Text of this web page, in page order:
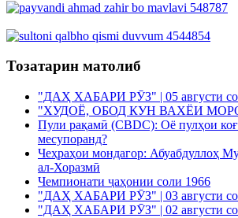
Тозатарин матолиб
"ДАҲ ХАБАРИ РӮЗ" | 05 августи
"ХУДОЁ, ОБОД КУН ВАХЁИ
Пули рақамӣ (CBDC): Оё пулҳои
месупоранд?
Чеҳраҳои мондагор: Абуабдуллоҳ
ал-Хоразмӣ
Чемпионати ҷаҳонии соли 1966
"ДАҲ ХАБАРИ РӮЗ" | 03 августи
"ДАҲ ХАБАРИ РӮЗ" | 02 августи